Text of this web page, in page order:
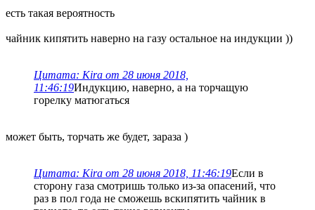
есть такая вероятность
чайник кипятить наверно на газу остальное на индукции ))
Цитата: Kira от 28 июня 2018,
11:46:19Индукцию, наверно, а на торчащую
горелку матюгаться
может быть, торчать же будет, зараза )
Цитата: Kira от 28 июня 2018, 11:46:19Если в
сторону газа смотришь только из-за опасений, что
раз в пол года не сможешь вскипятить чайник в